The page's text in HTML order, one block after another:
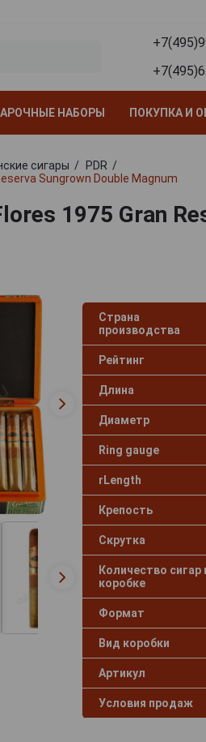
НАБОРЫ ПОКУПКА И
сигары
PDR
Sungrown Double Magnum
1975 Gran
Страна
производства
Рейтинг
Длина
Диаметр
Ring gauge
rLength
Крепость
Скрутка
Количество сигар
коробке
Формат
Вид коробки
Артикул
Условия продаж